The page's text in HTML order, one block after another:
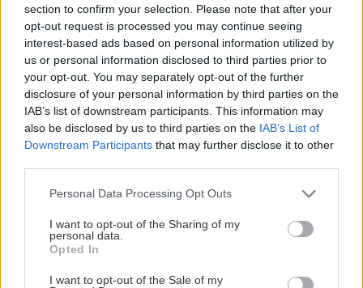
section to confirm your selection. Please note that after your
opt-out request is processed you may continue seeing
interest-based ads based on personal information utilized by
us or personal information disclosed to third parties prior to
your opt-out. You may separately opt-out of the further
disclosure of your personal information by third parties on the
IAB’s list of downstream participants. This information may
also be disclosed by us to third parties on the IAB’s List of
Downstream Participants that may further disclose it to other
Please note that this website/app uses one or more Google
not limited to your visit or usage behaviour. You may click to
grant or deny consent to Google and its third-party tags to
use your data for below specified purposes in below Google
consent section.
Personal Data Processing Opt Outs
I want to opt-out of the Sharing of my
personal data.
Opted In
I want to opt-out of the Sale of my
αναπνεύσουν μέσα από την επικοινωνία.